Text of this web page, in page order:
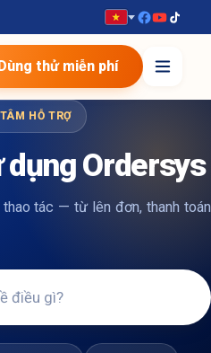
thử miễn phí
HỖ TRỢ
Ordersys
tác — từ lên đơn, thanh toán